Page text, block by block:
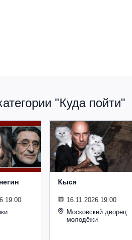
"Куда пойти"
19:00
Кыся
16.11.2026 19:00
Московский дворец
молодёжи